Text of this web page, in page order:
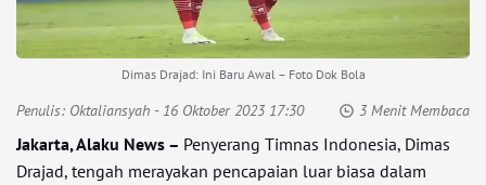
Dimas Drajad: Ini Baru Awal – Foto Dok Bola
Penulis: Oktaliansyah - 16 Oktober 2023 17:30 3 Menit Membaca
Jakarta, Alaku News – Penyerang Timnas Indonesia, Dimas
Drajad, tengah merayakan pencapaian luar biasa dalam